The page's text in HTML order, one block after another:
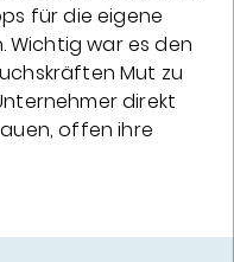
für die eigene
Wichtig war es den
Mut zu
direkt
offen ihre